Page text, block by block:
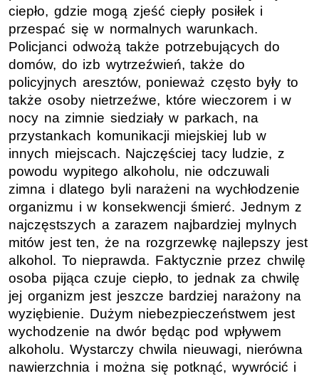
ciepło, gdzie mogą zjeść ciepły posiłek i
przespać się w normalnych warunkach.
Policjanci odwożą także potrzebujących do
domów, do izb wytrzeźwień, także do
policyjnych aresztów, ponieważ często były to
także osoby nietrzeźwe, które wieczorem i w
nocy na zimnie siedziały w parkach, na
przystankach komunikacji miejskiej lub w
innych miejscach. Najczęściej tacy ludzie, z
powodu wypitego alkoholu, nie odczuwali
zimna i dlatego byli narażeni na wychłodzenie
organizmu i w konsekwencji śmierć. Jednym z
najczęstszych a zarazem najbardziej mylnych
mitów jest ten, że na rozgrzewkę najlepszy jest
alkohol. To nieprawda. Faktycznie przez chwilę
osoba pijąca czuje ciepło, to jednak za chwilę
jej organizm jest jeszcze bardziej narażony na
wyziębienie. Dużym niebezpieczeństwem jest
wychodzenie na dwór będąc pod wpływem
alkoholu. Wystarczy chwila nieuwagi, nierówna
nawierzchnia i można się potknąć, wywrócić i